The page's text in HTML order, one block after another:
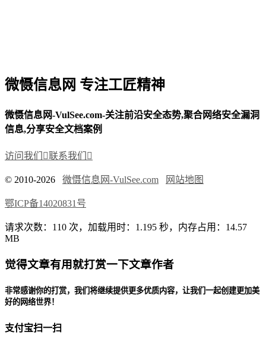
微慑信息网 专注工匠精神
微慑信息网-VulSee.com-关注前沿安全态势,聚合网络安全漏洞
信息,分享安全文档案例
访问我们 联系我们 
© 2010-2026 微慑信息网-VulSee.com 网站地图
鄂ICP备14020831号
请求次数：110 次，加载用时：1.195 秒，内存占用：14.57
MB
觉得文章有用就打赏一下文章作者
非常感谢你的打赏，我们将继续提供更多优质内容，让我们一起创建更加美
好的网络世界！
支付宝扫一扫